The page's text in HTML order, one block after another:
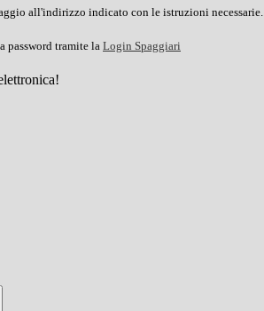
all'indirizzo indicato con le istruzioni necessarie.
password tramite la Login Spaggiari